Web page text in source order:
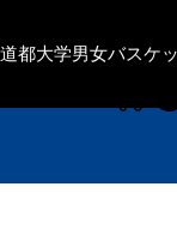
都大学男女バスケ